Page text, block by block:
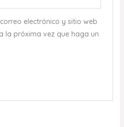
electrónico y sitio web
la próxima vez que haga un